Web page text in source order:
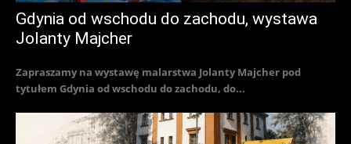
Gdynia od wschodu do zachodu, wystawa
Jolanty Majcher
Zapraszamy na wystawę malarstwa Jolanty Majcher pod
tytułem Gdynia od wschodu do zachodu, do...